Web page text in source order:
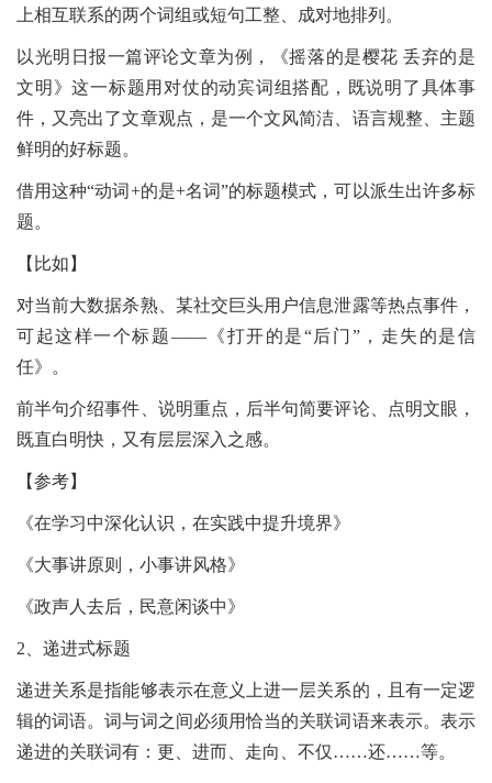
上相互联系的两个词组或短句工整、成对地排列。
以光明日报一篇评论文章为例，《摇落的是樱花 丢弃的是
文明》这一标题用对仗的动宾词组搭配，既说明了具体事
件，又亮出了文章观点，是一个文风简洁、语言规整、主题
鲜明的好标题。
借用这种“动词+的是+名词”的标题模式，可以派生出许多标
题。
【比如】
对当前大数据杀熟、某社交巨头用户信息泄露等热点事件，
可起这样一个标题——《打开的是“后门”，走失的是信
任》。
前半句介绍事件、说明重点，后半句简要评论、点明文眼，
既直白明快，又有层层深入之感。
【参考】
《在学习中深化认识，在实践中提升境界》
《大事讲原则，小事讲风格》
《政声人去后，民意闲谈中》
2、递进式标题
递进关系是指能够表示在意义上进一层关系的，且有一定逻
辑的词语。词与词之间必须用恰当的关联词语来表示。表示
递进的关联词有：更、进而、走向、不仅……还……等。